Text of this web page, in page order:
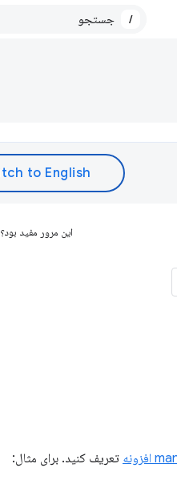
/
این مرور مفید بود؟
تعریف کنید. برای مثال: